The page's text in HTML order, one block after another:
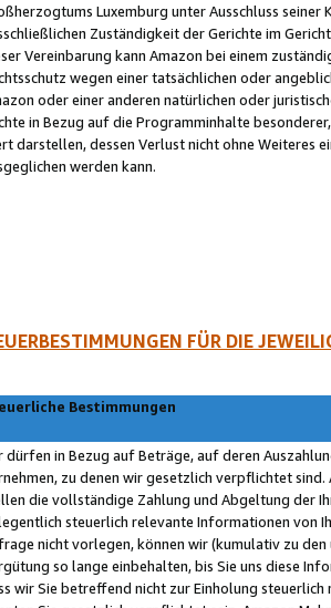
Luxemburg unter Ausschluss
Zuständigkeit der Gerichte im
Vereinbarung kann Amazon bei einem
wegen einer tatsächlichen oder
oder einer anderen natürlichen oder
in Bezug auf die Programminhalte
darstellen, dessen Verlust nicht ohne Weiteres
werden kann.
FÜR DIE
Bestimmungen
dürfen in Bezug auf Beträge, auf deren
zu denen wir gesetzlich verpflichtet
die vollständige Zahlung und Abgeltung der
steuerlich relevante Informationen von
nicht vorlegen, können wir (kumulativ zu
so lange einbehalten, bis Sie uns diese
wir Sie betreffend nicht zur Einholung